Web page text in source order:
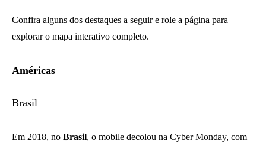
Confira alguns dos destaques a seguir e role a página para
explorar o mapa interativo completo.
Américas
Brasil
Em 2018, no Brasil, o mobile decolou na Cyber Monday, com